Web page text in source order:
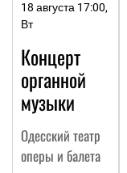
18 августа 17:00,
Вт
Концерт
органной
музыки
Одесский театр
оперы и балета